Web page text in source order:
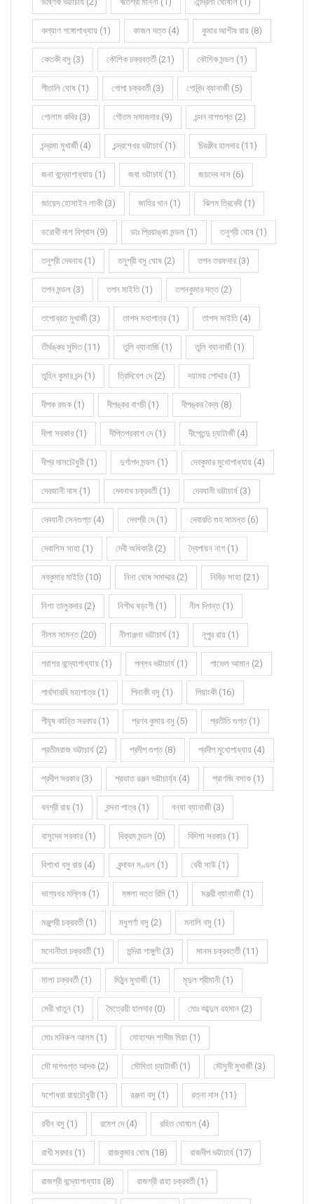
কল্যাণ গঙ্গোপাধ্যায় (1) কাজল দত্ত (4) কুমার আশীষ রায় (8)
কেতকী বসু (3) কৌশিক চক্রবর্ত্তী (21) কৌশিক মন্ডল (1)
গীতালি ঘোষ (1) গোপা চক্রবর্তী (3) গোবিন্দ ব্যানার্জী (5)
গোলাম কবির (3) গৌতম সমাজদার (9) চন্দন দাশগুপ্ত (2)
চন্দ্রমা মুখার্জী (4) চন্দ্রশেখর ভট্টাচার্য (1) চিরঞ্জীব হালদার (11)
জনা বন্দ্যোপাধ্যায় (1) জবা ভট্টাচার্য (1) জয়দেব দাস (6)
জায়েদ হোসাইন লাকী (3) জাহির খান (1) ঝিলম ত্রিবেদী (1)
ডরোথী দাশ বিশ্বাস (9) ডাঃ প্রিয়াঙ্কা মন্ডল (1) তনুশ্রী ঘোষ (1)
তনুশ্রী দেবনাথ (1) তনুশ্রী বসু ঘোষ (2) তপন তরফদার (3)
তপন মন্ডল (3) তপন মাইতি (1) তপনকুমার দত্ত (2)
তপোব্রত মুখার্জী (3) তাপস মহাপাত্র (1) তাপস মাইতি (4)
তীর্থঙ্কর সুমিত (11) তুলি ব্যানার্জি (1) তুলি ব্যানার্জী (1)
তুহিন কুমার চন্দ (1) ত্রিদিবেশ দে (2) দয়াময় পোদ্দার (1)
দীপক রজক (1) দীপঙ্কর বাগচী (1) দীপঙ্কর বৈদ্য (8)
দীপা সরকার (1) দীপ্তিপ্রকাশ দে (1) দীপ্তেন্দু চ্যাটার্জী (4)
দীপ্র দাসচৌধুরী (1) দুর্গাপদ মন্ডল (1) দেবকুমার মুখোপাধ্যায় (4)
দেবজানী দাস (1) দেবনাথ চক্রবর্তী (1) দেবযানী ভট্টাচার্য (3)
দেবযানী সেনগুপ্ত (4) দেবশ্রী দে (1) দেবারতি গুহ সামন্ত (6)
দেবাশিস সাহা (1) দেবী অধিকারী (2) দ্বৈপায়ন নাগ (1)
নবকুমার মাইতি (10) নিনা ঘোষ সমাদ্দার (2) নিবিড় সাহা (21)
নিশা তালুকদার (2) নিশীথ ষড়ংগী (1) নীল দিগন্ত (1)
নীলম সামন্ত (20) নীলাঞ্জনা ভট্টাচার্য (1) নূপুর রায় (1)
পরাশর বন্দ্যোপাধ্যায় (1) পল্লব ভট্টাচার্য (1) পাভেল আমান (2)
পার্থসারথি মহাপাত্র (1) পিনাকী বসু (1) পিয়াংকী (16)
পীযূষ কান্তি সরকার (1) প্রণব কুমার বসু (5) প্রতীতি গুপ্ত (1)
প্রতীমরাজ ভট্টাচার্য (2) প্রদীপ গুপ্ত (8) প্রদীপ মুখোপাধ্যায় (4)
প্রদীপ সরকার (3) প্রভাত রঞ্জন ভট্টাচার্য্য (4) প্রাণজি বসাক (1)
বনশ্রী রায় (1) বন্দনা পাত্র (1) বন্যা ব্যানার্জী (3)
বাসুদেব সরকার (1) বিক্রম মন্ডল (0) বিদিশা সরকার (1)
বিশাখা বসু রায় (4) বৃন্দাবন মণ্ডল (1) বেবী সাউ (1)
ভাগ্যধর মল্লিক (1) মঙ্গলা দত্ত রিমি (1) মঞ্জরী ব্যানার্জী (1)
মঞ্জুশ্রী চক্রবর্তী (1) মধুপর্ণা বসু (2) মনালি বসু (1)
মনোনীতা চক্রবর্তী (1) মন্দিরা গাঙ্গুলী (3) মানস চক্রবর্ত্তী (11)
মালা চক্রবর্তী (1) মিঠুন মুখার্জী (1) মৃদুল শ্রীমানী (1)
মেরী খাতুন (1) মৈত্রেয়ী হালদার (0) মোঃ আব্দুল রহমান (2)
মোঃ মনিরুল আলম (1) মোহাম্মদ শামীম মিয়া (1)
মৌ দাশগুপ্ত আদক (2) মৌমিতা চ্যাটার্জী (1) মৌসুমী মুখার্জী (3)
যশোধরা রায়চৌধুরী (1) রঞ্জনা বসু (1) রত্না দাস (11)
রবীন বসু (1) রমেশ দে (4) রহিত ঘোষাল (4)
রাখী সরদার (1) রাজকুমার ঘোষ (18) রাজদীপ ভট্টাচার্য (17)
রাজশ্রী বন্দ্যোপাধ্যায় (8) রাজশ্রী রাহা চক্রবর্তী (1)